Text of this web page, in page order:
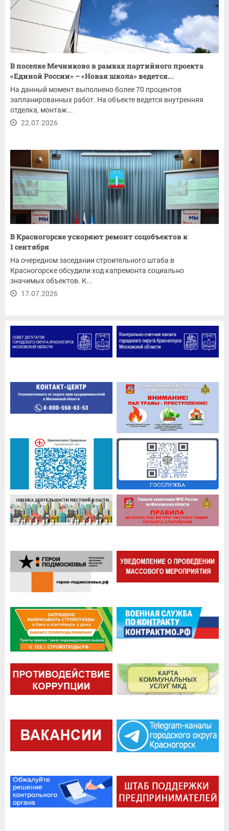
В поселке Мечниково в рамках партийного проекта
«Единой России» – «Новая школа» ведется...
На данный момент выполнено более 70 процентов
запланированных работ. На объекте ведется внутренняя
отделка, монтаж...
22.07.2026
В Красногорске ускоряют ремонт соцобъектов к
1 сентября
На очередном заседании строительного штаба в
Красногорске обсудили ход капремонта социально
значимых объектов. К...
17.07.2026